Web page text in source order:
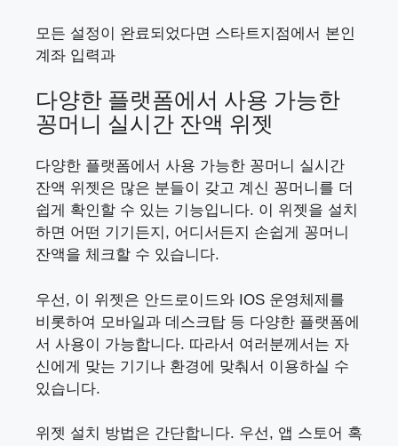
모든 설정이 완료되었다면 스타트지점에서 본인
계좌 입력과
다양한 플랫폼에서 사용 가능한
꽁머니 실시간 잔액 위젯
다양한 플랫폼에서 사용 가능한 꽁머니 실시간
잔액 위젯은 많은 분들이 갖고 계신 꽁머니를 더
쉽게 확인할 수 있는 기능입니다. 이 위젯을 설치
하면 어떤 기기든지, 어디서든지 손쉽게 꽁머니
잔액을 체크할 수 있습니다.
우선, 이 위젯은 안드로이드와 IOS 운영체제를
비롯하여 모바일과 데스크탑 등 다양한 플랫폼에
서 사용이 가능합니다. 따라서 여러분께서는 자
신에게 맞는 기기나 환경에 맞춰서 이용하실 수
있습니다.
위젯 설치 방법은 간단합니다. 우선, 앱 스토어 혹